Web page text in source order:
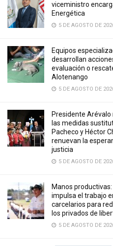
viceministro
Energética
5 DE AGOSTO DE
Equipos
desarrollan
evaluación o
Alotenango
5 DE AGOSTO DE
Presidente
las medidas
Pacheco y Héctor
renuevan la
justicia
5 DE AGOSTO DE
Manos
impulsa el trabajo
carcelarios para
los privados de
5 DE AGOSTO DE